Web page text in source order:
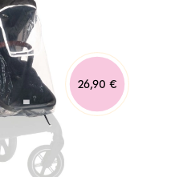
26,90 €